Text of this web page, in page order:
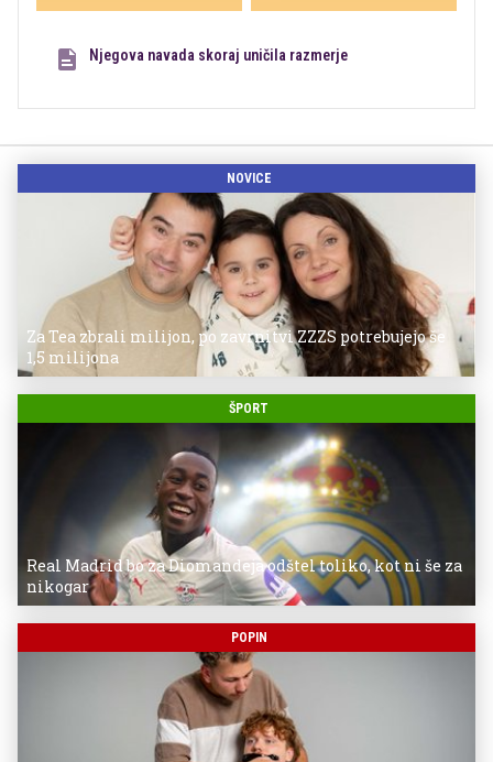
Njegova navada skoraj uničila razmerje
NOVICE
Za Tea zbrali milijon, po zavrnitvi ZZZS potrebujejo še
1,5 milijona
ŠPORT
Real Madrid bo za Diomandeja odštel toliko, kot ni še za
nikogar
POPIN